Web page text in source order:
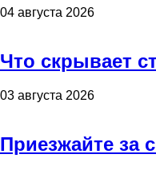
04 августа 2026
Что скрывает
03 августа 2026
Приезжайте за